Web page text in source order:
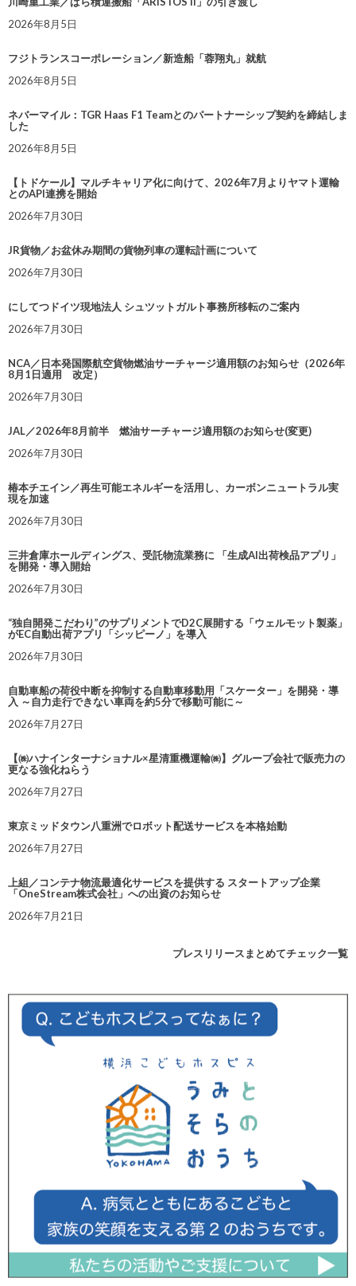
2026年8月5日
フジトランスコーポレーション／新造船「蓉翔丸」就航
2026年8月5日
ネバーマイル：TGR Haas F1 Teamとのパートナーシップ契約を締結しま
した
2026年8月5日
【トドケール】マルチキャリア化に向けて、2026年7月よりヤマト運輸
とのAPI連携を開始
2026年7月30日
JR貨物／お盆休み期間の貨物列車の運転計画について
2026年7月30日
にしてつドイツ現地法人 シュツットガルト事務所移転のご案内
2026年7月30日
NCA／日本発国際航空貨物燃油サーチャージ適用額のお知らせ（2026年
8月1日適用 改定）
2026年7月30日
JAL／2026年8月前半 燃油サーチャージ適用額のお知らせ(変更)
2026年7月30日
椿本チエイン／再生可能エネルギーを活用し、カーボンニュートラル実
現を加速
2026年7月30日
三井倉庫ホールディングス、受託物流業務に 「生成AI出荷検品アプリ」
を開発・導入開始
2026年7月30日
“独自開発こだわり”のサプリメントでD2C展開する「ウェルモット製薬」
がEC自動出荷アプリ「シッピーノ」を導入
2026年7月30日
自動車船の荷役中断を抑制する自動車移動用「スケーター」を開発・導
入 ～自力走行できない車両を約5分で移動可能に～
2026年7月27日
【㈱ハナインターナショナル×星清重機運輸㈱】グループ会社で販売力の
更なる強化ねらう
2026年7月27日
東京ミッドタウン八重洲でロボット配送サービスを本格始動
2026年7月27日
上組／コンテナ物流最適化サービスを提供する スタートアップ企業
「OneStream株式会社」への出資のお知らせ
2026年7月21日
プレスリリースまとめてチェック一覧